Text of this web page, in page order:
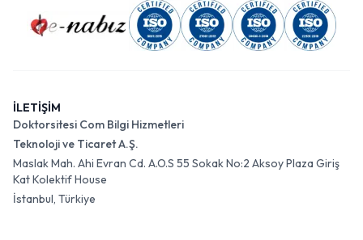
İLETİŞİM
Doktorsitesi Com Bilgi Hizmetleri
Teknoloji ve Ticaret A.Ş.
Maslak Mah. Ahi Evran Cd. A.O.S 55 Sokak No:2 Aksoy Plaza Giriş
Kat Kolektif House
İstanbul, Türkiye